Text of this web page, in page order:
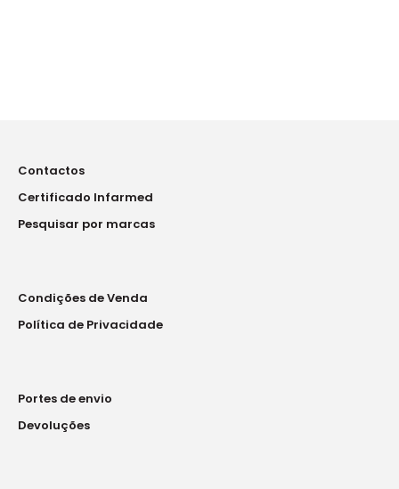
Contactos
Certificado Infarmed
Pesquisar por marcas
Condições de Venda
Política de Privacidade
Portes de envio
Devoluções